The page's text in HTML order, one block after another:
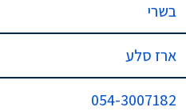
בשרי
ארז סלע
054-3007182